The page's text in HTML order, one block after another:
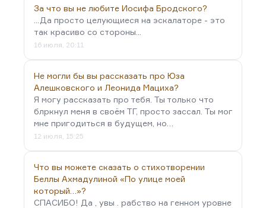
За что вы не любите Иосифа Бродского?
...Да просто целующиеся на эскалаторе - это
так красиво со стороны...
16 июля, 20:11
Не могли бы вы рассказать про Юза
Алешковского и Леонида Мациха?
Я могу рассказать про тебя. Ты только что
блркнул меня в своём ТГ, просто зассал. Ты мог
мне пригодиться в будущем, но…
12 июля, 15:25
Что вы можете сказать о стихотворении
Беллы Ахмадулиной «По улице моей
который…»?
СПАСИБО! Да , увы . рабство на генном уровне